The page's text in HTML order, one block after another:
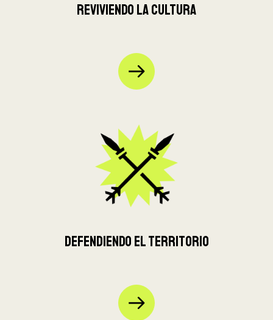
Reviviendo la cultura
Defendiendo el territorio